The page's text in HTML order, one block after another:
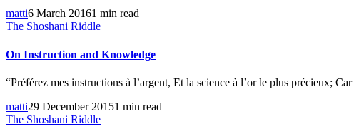
matti6 March 20161 min read
The Shoshani Riddle
On Instruction and Knowledge
“Préférez mes instructions à l’argent, Et la science à l’or le plus précieux;
matti29 December 20151 min read
The Shoshani Riddle